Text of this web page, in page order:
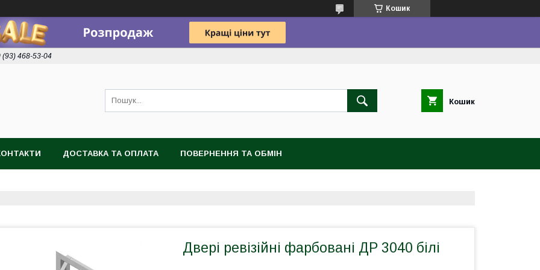
Кошик
(93) 468-53-04
Кошик
ДОСТАВКА ТА ОПЛАТА ПОВЕРНЕННЯ ТА ОБМІН
Двері ревізійні фарбовані ДР 3040 білі